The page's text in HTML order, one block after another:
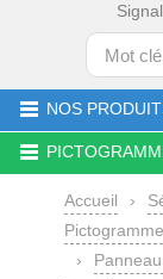
NOS
Accueil ›
›